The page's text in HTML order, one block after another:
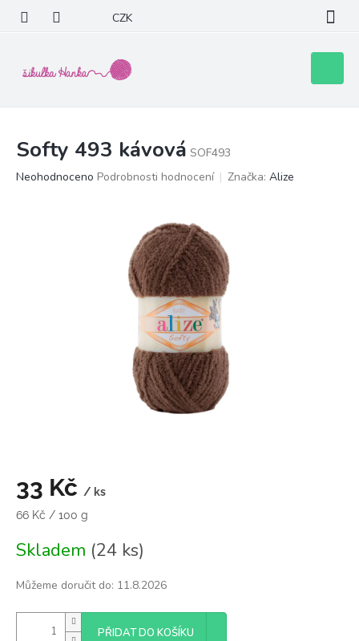
obsah
CZK
košík
Softy 493 kávová SOF493
Průměrné
Neohodnoceno Podrobnosti hodnocení Značka: Alize
33 Kč / ks
Měrná
66 Kč / 100 g
Skladem (24 ks)
Můžeme doručit do: 11.8.2026
PŘIDAT DO KOŠÍKU